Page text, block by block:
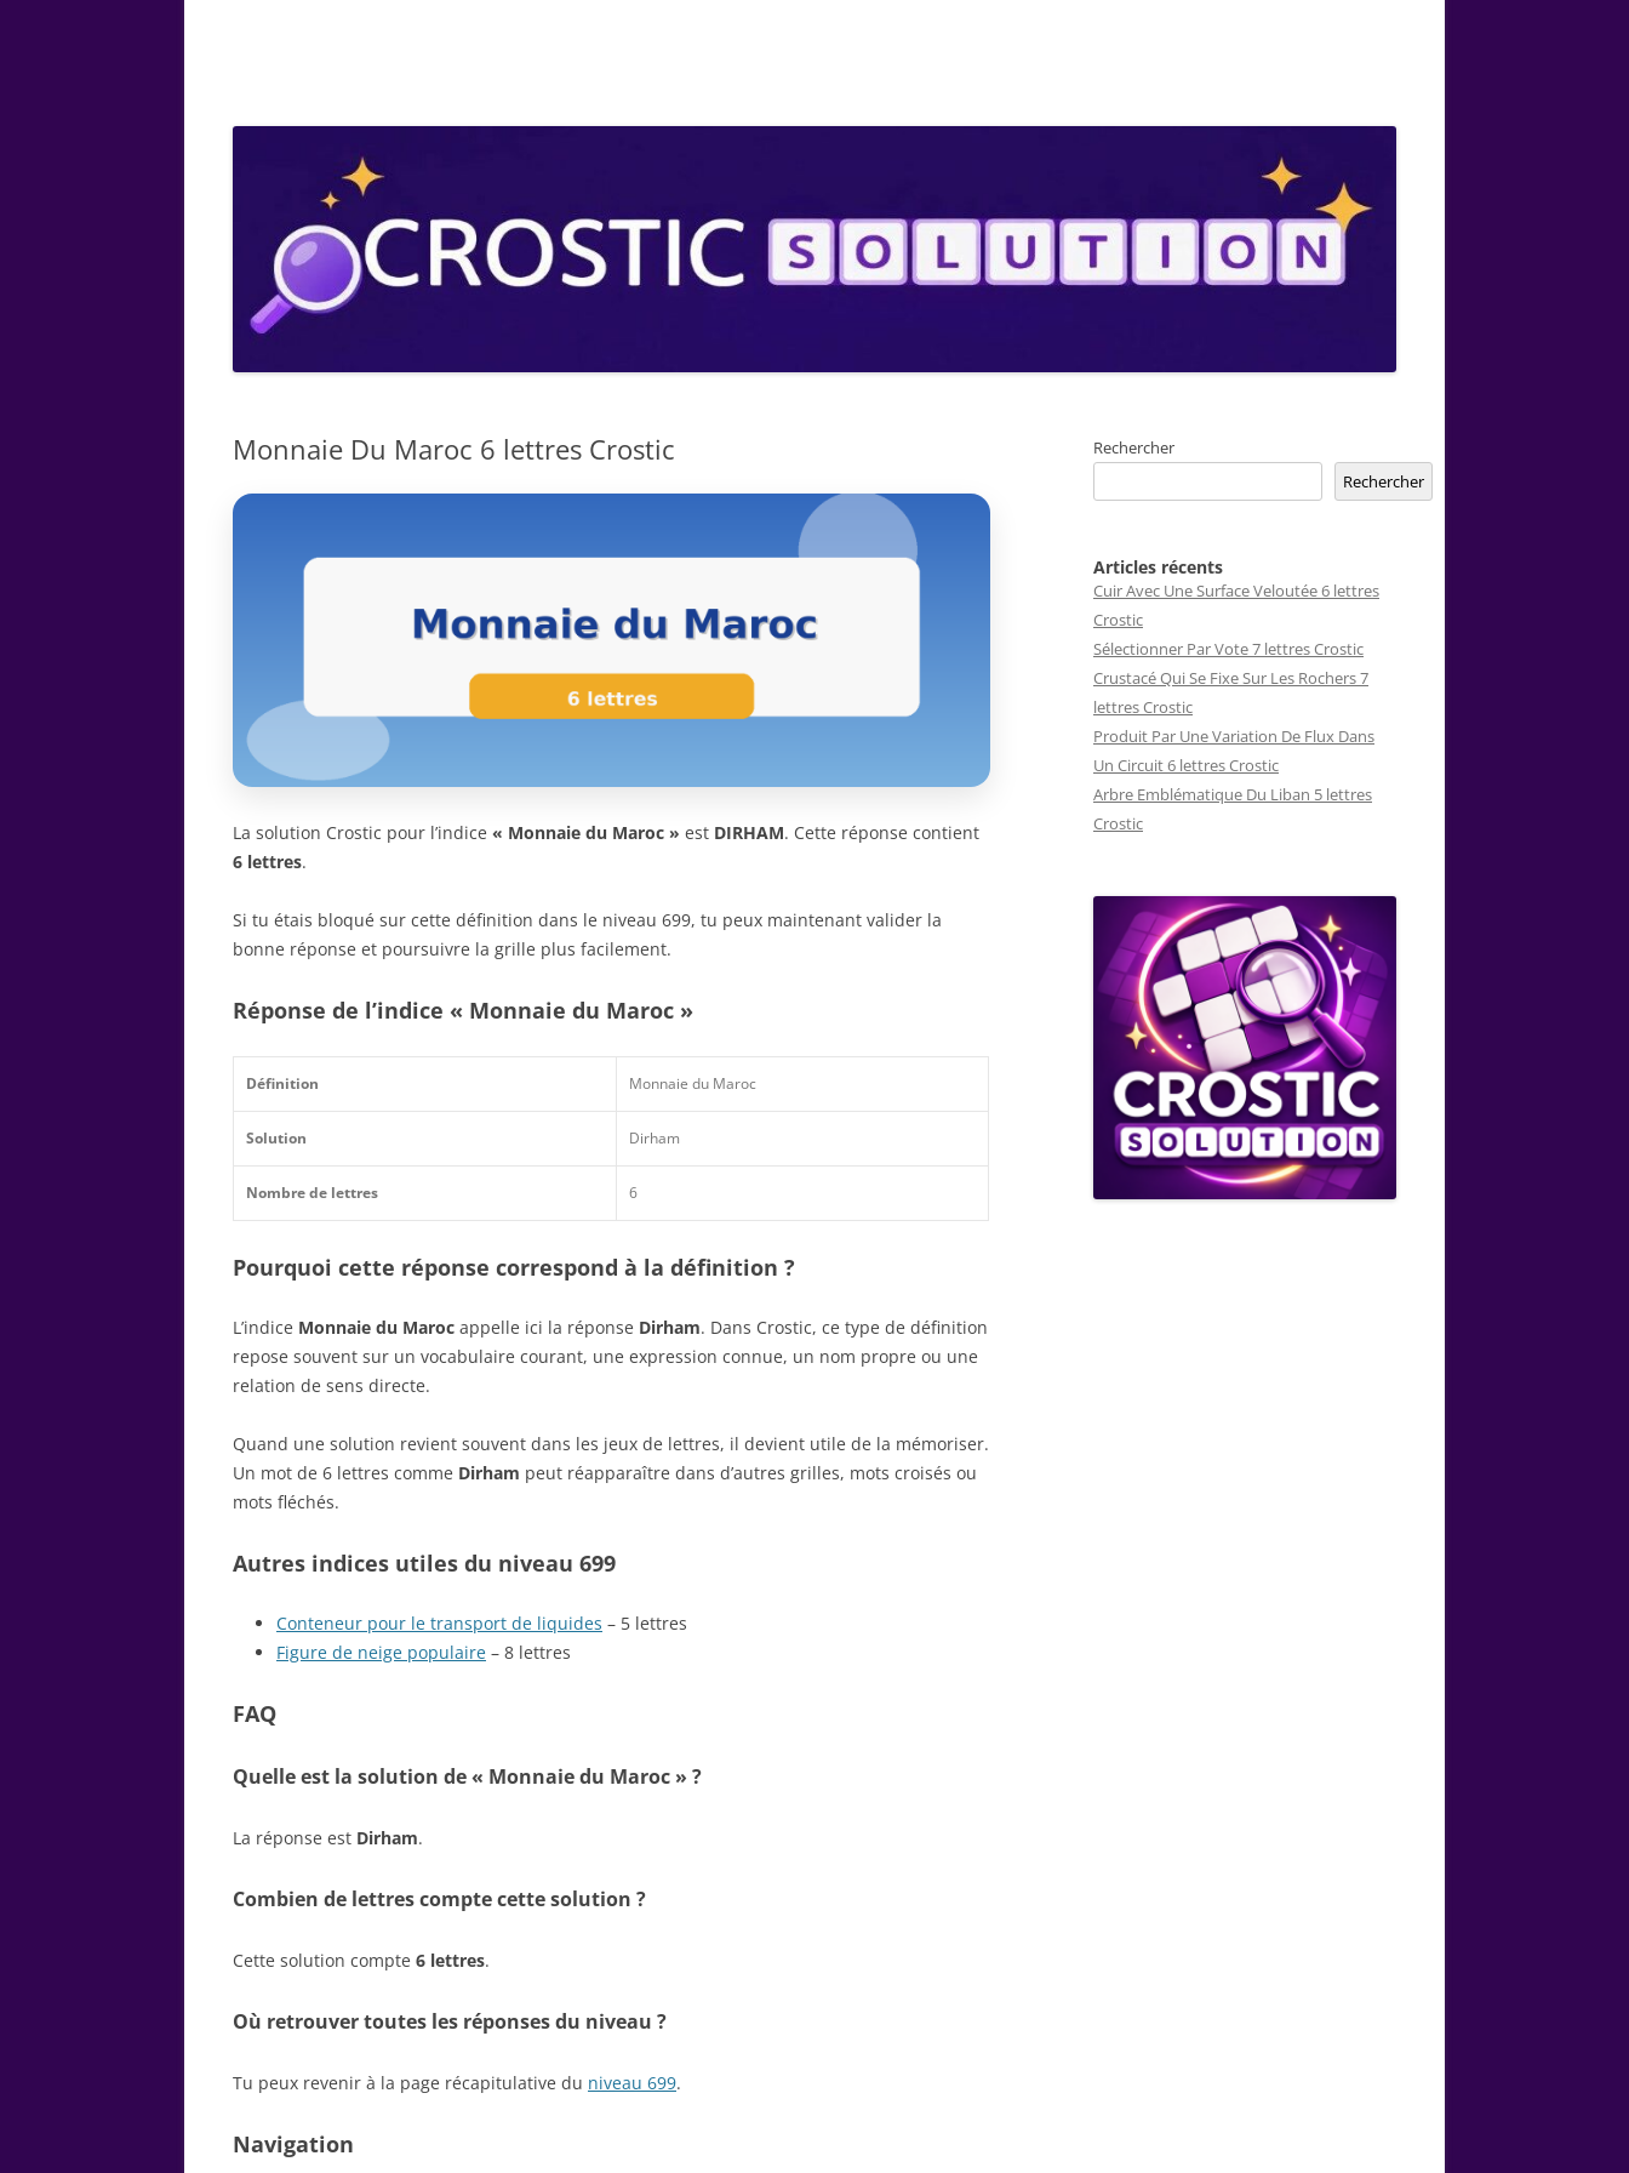
Monnaie Du Maroc 6 lettres Crostic
La solution Crostic pour l’indice « Monnaie du Maroc » est DIRHAM. Cette réponse contient
6 lettres.
Si tu étais bloqué sur cette définition dans le niveau 699, tu peux maintenant valider la
bonne réponse et poursuivre la grille plus facilement.
Réponse de l’indice « Monnaie du Maroc »
Définition Monnaie du Maroc
Solution Dirham
Nombre de lettres 6
Pourquoi cette réponse correspond à la définition ?
L’indice Monnaie du Maroc appelle ici la réponse Dirham. Dans Crostic, ce type de définition
repose souvent sur un vocabulaire courant, une expression connue, un nom propre ou une
relation de sens directe.
Quand une solution revient souvent dans les jeux de lettres, il devient utile de la mémoriser.
Un mot de 6 lettres comme Dirham peut réapparaître dans d’autres grilles, mots croisés ou
mots fléchés.
Autres indices utiles du niveau 699
Conteneur pour le transport de liquides – 5 lettres
Figure de neige populaire – 8 lettres
FAQ
Quelle est la solution de « Monnaie du Maroc » ?
La réponse est Dirham.
Combien de lettres compte cette solution ?
Cette solution compte 6 lettres.
Où retrouver toutes les réponses du niveau ?
Tu peux revenir à la page récapitulative du niveau 699.
Navigation
Rechercher
Rechercher
Articles récents
Cuir Avec Une Surface Veloutée 6 lettres
Crostic
Sélectionner Par Vote 7 lettres Crostic
Crustacé Qui Se Fixe Sur Les Rochers 7
lettres Crostic
Produit Par Une Variation De Flux Dans
Un Circuit 6 lettres Crostic
Arbre Emblématique Du Liban 5 lettres
Crostic